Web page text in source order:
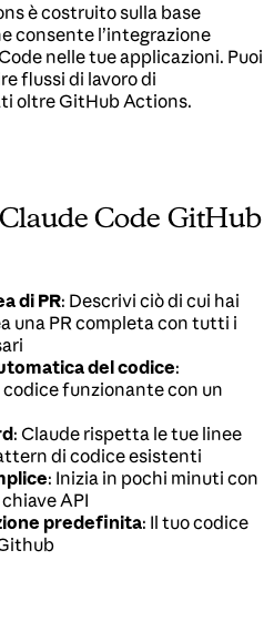
è costruito sulla base
consente l’integrazione
nelle tue applicazioni. Puoi
flussi di lavoro di
oltre GitHub Actions.
Code GitHub
di PR: Descrivi ciò di cui hai
una PR completa con tutti i
del codice:
codice funzionante con un
: Claude rispetta le tue linee
di codice esistenti
: Inizia in pochi minuti con
API
predefinita: Il tuo codice